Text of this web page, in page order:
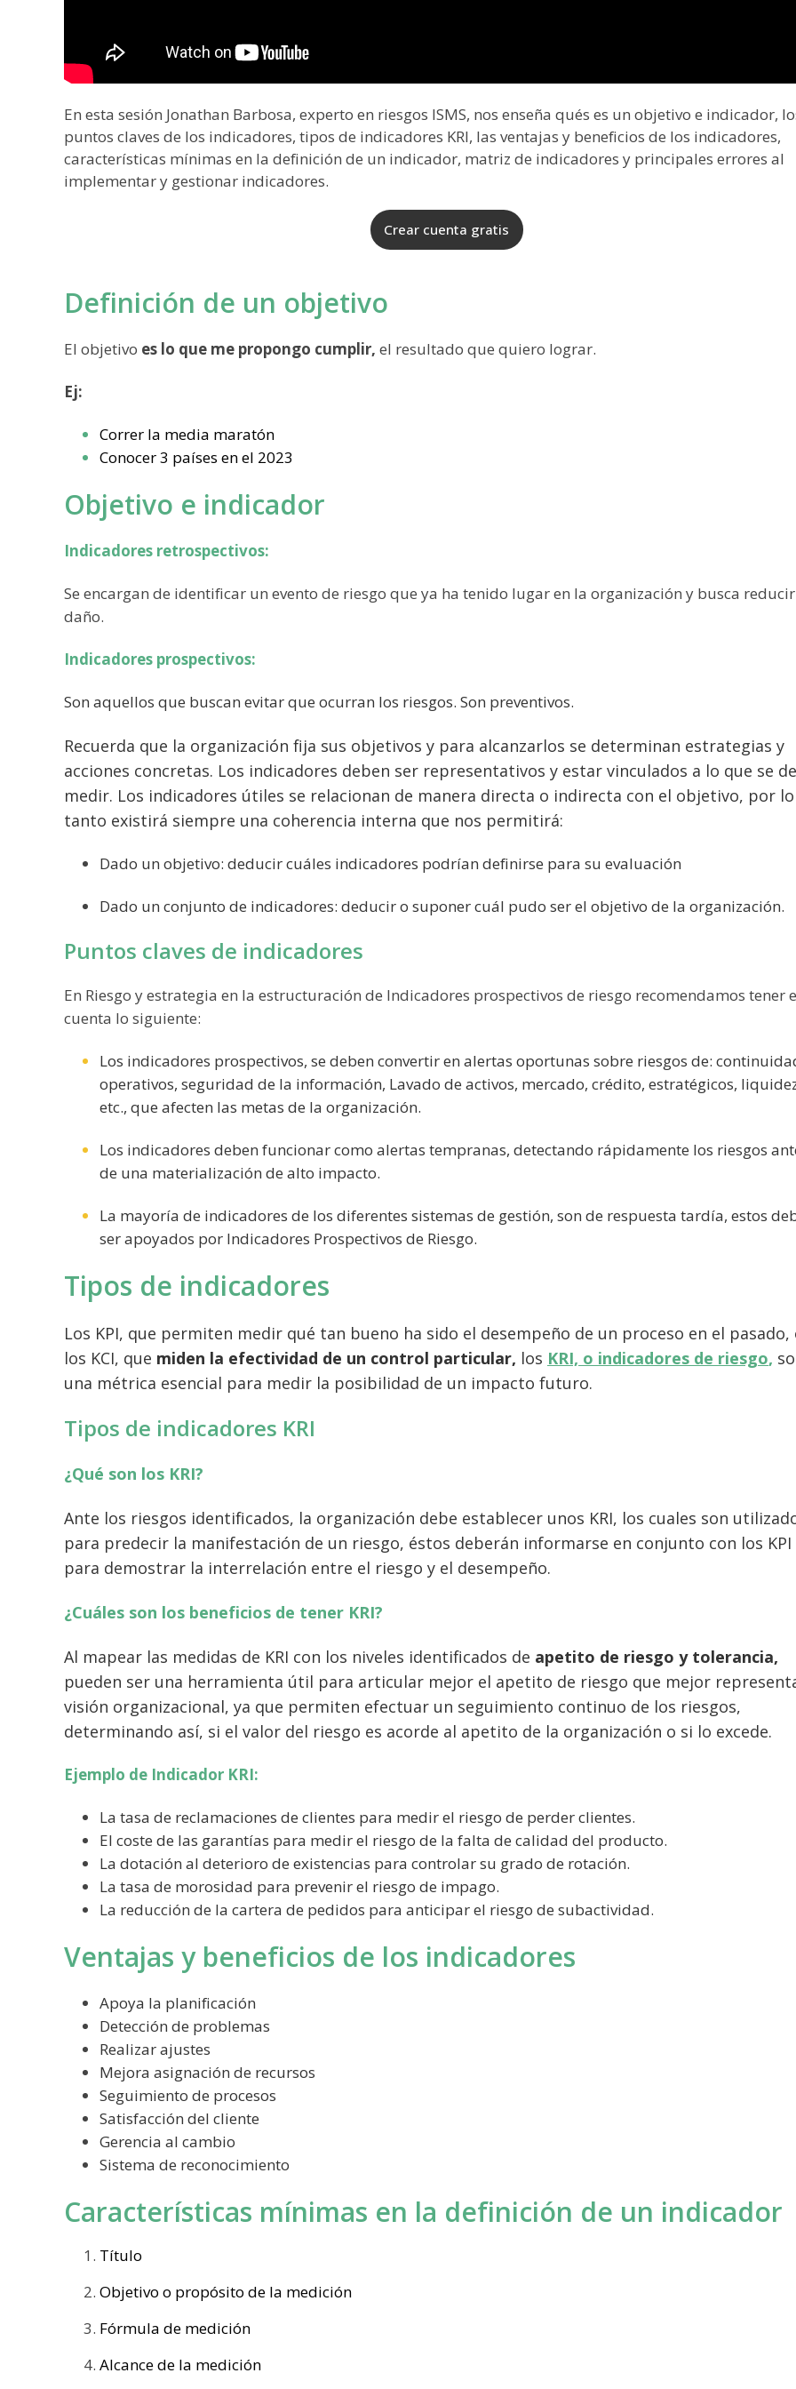
En esta sesión Jonathan Barbosa, experto en riesgos ISMS, nos enseña qués es un objetivo e indicador,
puntos claves de los indicadores, tipos de indicadores KRI, las ventajas y beneficios de los indicadores,
características mínimas en la definición de un indicador, matriz de indicadores y principales errores al
implementar y gestionar indicadores.
Crear cuenta gratis
Definición de un objetivo
El objetivo es lo que me propongo cumplir, el resultado que quiero lograr.
Ej:
Correr la media maratón
Conocer 3 países en el 2023
Objetivo e indicador
Indicadores retrospectivos:
Se encargan de identificar un evento de riesgo que ya ha tenido lugar en la organización y busca
daño.
Indicadores prospectivos:
Son aquellos que buscan evitar que ocurran los riesgos. Son preventivos.
Recuerda que la organización fija sus objetivos y para alcanzarlos se determinan estrategias y
acciones concretas. Los indicadores deben ser representativos y estar vinculados a lo que se
medir. Los indicadores útiles se relacionan de manera directa o indirecta con el objetivo, por lo
tanto existirá siempre una coherencia interna que nos permitirá:
Dado un objetivo: deducir cuáles indicadores podrían definirse para su evaluación
Dado un conjunto de indicadores: deducir o suponer cuál pudo ser el objetivo de la organización.
Puntos claves de indicadores
En Riesgo y estrategia en la estructuración de Indicadores prospectivos de riesgo recomendamos tener
cuenta lo siguiente:
Los indicadores prospectivos, se deben convertir en alertas oportunas sobre riesgos de:
operativos, seguridad de la información, Lavado de activos, mercado, crédito, estratégicos,
etc., que afecten las metas de la organización.
Los indicadores deben funcionar como alertas tempranas, detectando rápidamente los riesgos
de una materialización de alto impacto.
La mayoría de indicadores de los diferentes sistemas de gestión, son de respuesta tardía, estos
ser apoyados por Indicadores Prospectivos de Riesgo.
Tipos de indicadores
Los KPI, que permiten medir qué tan bueno ha sido el desempeño de un proceso en el pasado,
los KCI, que miden la efectividad de un control particular, los KRI, o indicadores de riesgo,
una métrica esencial para medir la posibilidad de un impacto futuro.
Tipos de indicadores KRI
¿Qué son los KRI?
Ante los riesgos identificados, la organización debe establecer unos KRI, los cuales son
para predecir la manifestación de un riesgo, éstos deberán informarse en conjunto con los KPI
para demostrar la interrelación entre el riesgo y el desempeño.
¿Cuáles son los beneficios de tener KRI?
Al mapear las medidas de KRI con los niveles identificados de apetito de riesgo y tolerancia,
pueden ser una herramienta útil para articular mejor el apetito de riesgo que mejor
visión organizacional, ya que permiten efectuar un seguimiento continuo de los riesgos,
determinando así, si el valor del riesgo es acorde al apetito de la organización o si lo excede.
Ejemplo de Indicador KRI:
La tasa de reclamaciones de clientes para medir el riesgo de perder clientes.
El coste de las garantías para medir el riesgo de la falta de calidad del producto.
La dotación al deterioro de existencias para controlar su grado de rotación.
La tasa de morosidad para prevenir el riesgo de impago.
La reducción de la cartera de pedidos para anticipar el riesgo de subactividad.
Ventajas y beneficios de los indicadores
Apoya la planificación
Detección de problemas
Realizar ajustes
Mejora asignación de recursos
Seguimiento de procesos
Satisfacción del cliente
Gerencia al cambio
Sistema de reconocimiento
Características mínimas en la definición de un indicador
Título
Objetivo o propósito de la medición
Fórmula de medición
Alcance de la medición